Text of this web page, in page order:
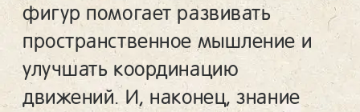
фигур помогает развивать
пространственное мышление и
улучшать координацию
движений. И, наконец, знание